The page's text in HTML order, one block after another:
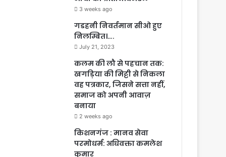
3 weeks ago
गडहनी निवर्तमान सीओ हुए
निलम्बित।….
July 21, 2023
कलम की लौ से पहचान तक:
खगड़िया की मिट्टी से निकला
वह पत्रकार, जिसने सत्ता नहीं,
समाज को अपनी आवाज़
बनाया
2 weeks ago
किशनगंज : मानव सेवा
परमोधर्म: अधिवक्ता कमलेश
कुमार